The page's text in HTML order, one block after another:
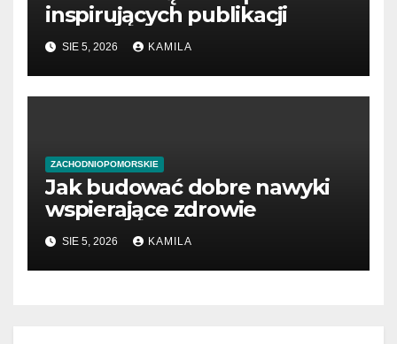
inspirujących publikacji
SIE 5, 2026 KAMILA
ZACHODNIOPOMORSKIE
Jak budować dobre nawyki
wspierające zdrowie
SIE 5, 2026 KAMILA